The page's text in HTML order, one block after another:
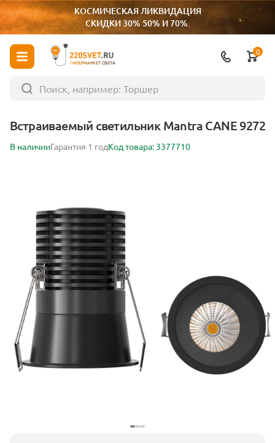
КОСМИЧЕСКАЯ ЛИКВИДАЦИЯ
СКИДКИ 30% 50% И 70%.
ГИПЕРМАРКЕТ СВЕТА
0
Встраиваемый светильник Mantra CANE 9272
В наличииГарантия 1 годКод товара: 3377710